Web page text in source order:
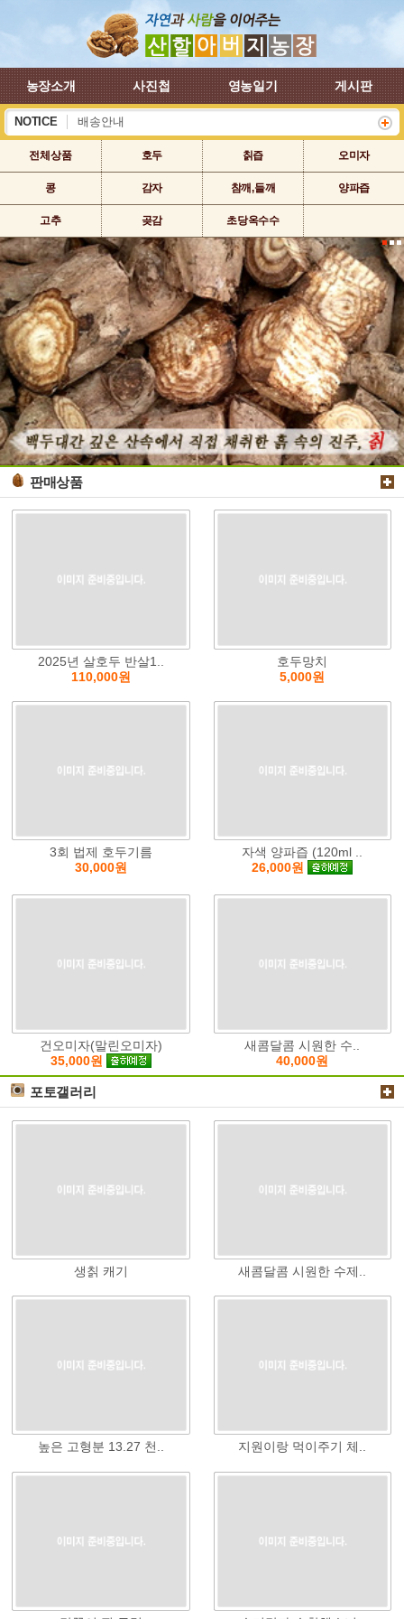
농장소개 사진첩 영농일기 게시판
NOTICE
하계 휴가 배송안내
배송안내
전체상품 호두 칡즙 오미자
콩 감자 참깨,들깨 양파즙
고추 곶감 초당옥수수
판매상품
2025년 살호두 반살1..
110,000원
호두망치
5,000원
3회 법제 호두기름
30,000원
자색 양파즙 (120ml ..
26,000원
건오미자(말린오미자)
35,000원
새콤달콤 시원한 수..
40,000원
포토갤러리
생칡 캐기 새콤달콤 시원한 수제..
높은 고형분 13.27 천.. 지원이랑 먹이주기 체..